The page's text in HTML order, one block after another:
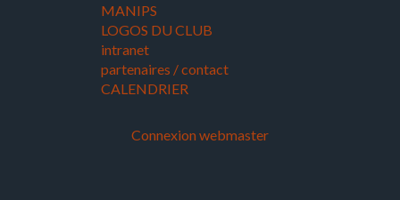
MANIPS
LOGOS DU CLUB
intranet
partenaires / contact
CALENDRIER
Connexion webmaster